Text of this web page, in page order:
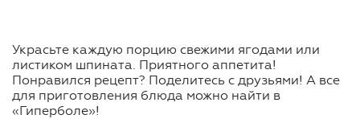
Украсьте каждую порцию свежими ягодами или
листиком шпината. Приятного аппетита!
Понравился рецепт? Поделитесь с друзьями! А все
для приготовления блюда можно найти в
«Гиперболе»!